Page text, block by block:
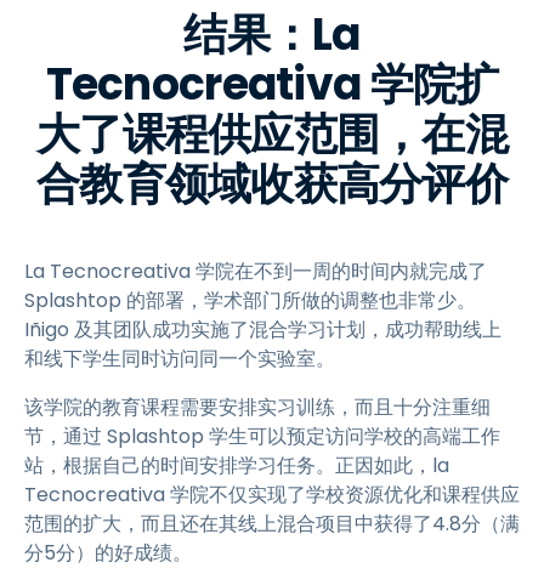
结果：La
Tecnocreativa 学院扩
大了课程供应范围，在混
合教育领域收获高分评价
La Tecnocreativa 学院在不到一周的时间内就完成了
Splashtop 的部署，学术部门所做的调整也非常少。
Iñigo 及其团队成功实施了混合学习计划，成功帮助线上
和线下学生同时访问同一个实验室。
该学院的教育课程需要安排实习训练，而且十分注重细
节，通过 Splashtop 学生可以预定访问学校的高端工作
站，根据自己的时间安排学习任务。正因如此，la
Tecnocreativa 学院不仅实现了学校资源优化和课程供应
范围的扩大，而且还在其线上混合项目中获得了4.8分（满
分5分）的好成绩。